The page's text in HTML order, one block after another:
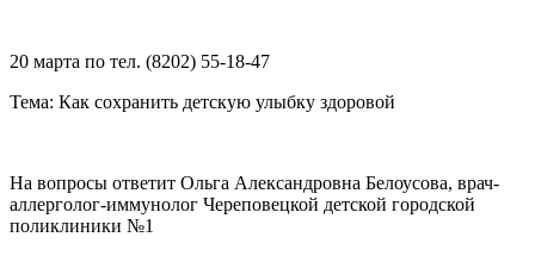
20 марта по тел. (8202) 55-18-47
Тема: Как сохранить детскую улыбку здоровой
На вопросы ответит Ольга Александровна Белоусова, врач-
аллерголог-иммунолог Череповецкой детской городской
поликлиники №1